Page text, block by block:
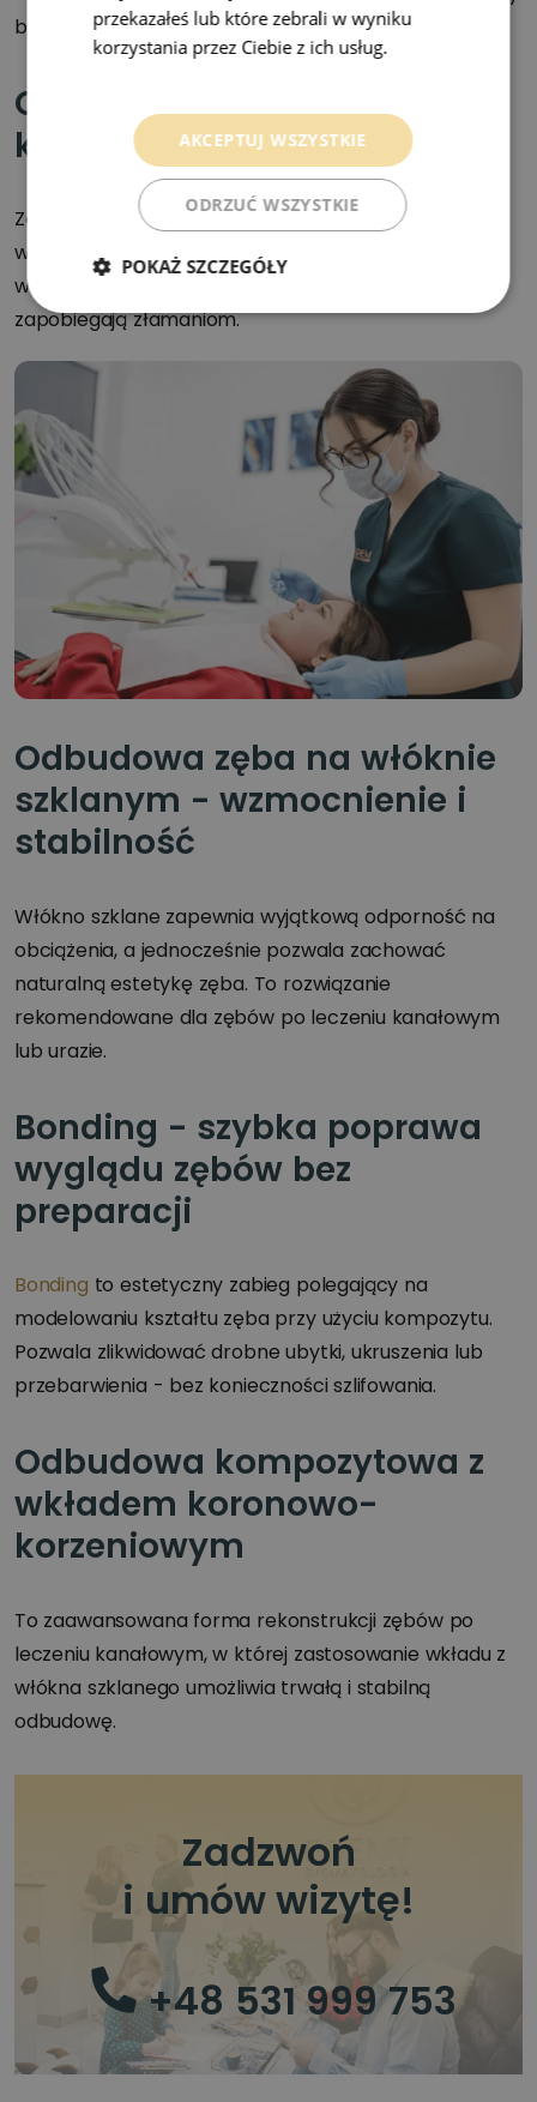
bez konieczności ich ekstrakcji.
Odbudowa zęba po leczeniu
kanałowym
Ząb po leczeniu endodontycznym wymaga
wzmocnienia, dlatego w Edent stosujemy wkłady z
włókna szklanego, które przywracają stabilność i
zapobiegają złamaniom.
Odbudowa zęba na włóknie
szklanym - wzmocnienie i
stabilność
Włókno szklane zapewnia wyjątkową odporność na
obciążenia, a jednocześnie pozwala zachować
naturalną estetykę zęba. To rozwiązanie
rekomendowane dla zębów po leczeniu kanałowym
lub urazie.
Bonding - szybka poprawa
wyglądu zębów bez
preparacji
Bonding to estetyczny zabieg polegający na
modelowaniu kształtu zęba przy użyciu kompozytu.
Pozwala zlikwidować drobne ubytki, ukruszenia lub
przebarwienia - bez konieczności szlifowania.
Odbudowa kompozytowa z
wkładem koronowo-
korzeniowym
To zaawansowana forma rekonstrukcji zębów po
leczeniu kanałowym, w której zastosowanie wkładu z
włókna szklanego umożliwia trwałą i stabilną
odbudowę.
Zadzwoń
i umów wizytę!
+48 531 999 753
przekazałeś lub które zebrali w wyniku
korzystania przez Ciebie z ich usług.
AKCEPTUJ WSZYSTKIE
ODRZUĆ WSZYSTKIE
POKAŻ SZCZEGÓŁY